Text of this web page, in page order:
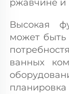
ржавчине и
Высокая
может быть
ванных